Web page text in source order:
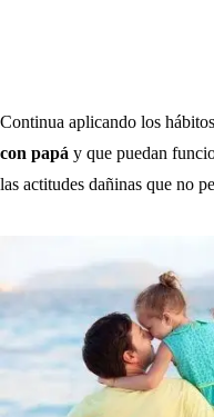
Continua aplicando los
con papá y que puedan
las actitudes dañinas que no